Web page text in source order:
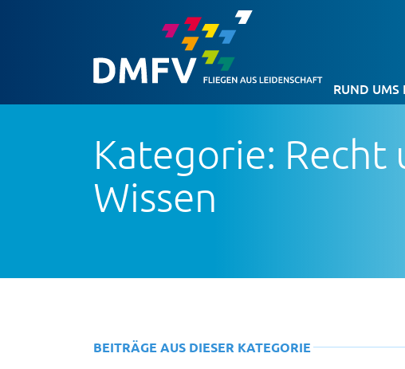
RUND UMS
Kategorie: Recht
Wissen
BEITRÄGE AUS DIESER KATEGORIE